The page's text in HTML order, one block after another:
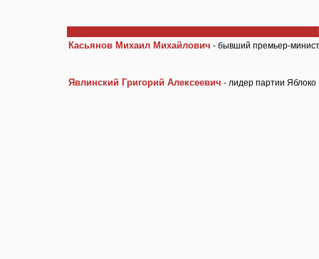
Касьянов Михаил Михайлович - бывший премьер-
Явлинский Григорий Алексеевич - лидер партии Яблоко